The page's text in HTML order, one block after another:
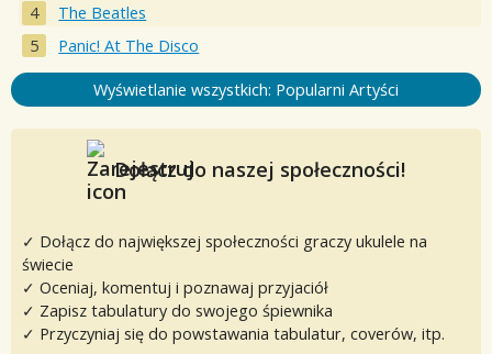
The Beatles
Panic! At The Disco
Wyświetlanie wszystkich: Popularni Artyści
Dołącz do naszej społeczności!
✓ Dołącz do największej społeczności graczy ukulele na
świecie
✓ Oceniaj, komentuj i poznawaj przyjaciół
✓ Zapisz tabulatury do swojego śpiewnika
✓ Przyczyniaj się do powstawania tabulatur, coverów, itp.